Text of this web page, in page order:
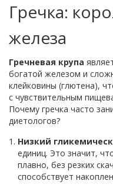
Гречка:
железа
Гречневая крупа
богатой железом и
клейковины (глютена),
с чувствительным
Почему гречка часто
диетологов?
Низкий
единиц. Это значит,
плавно, без резких
способствует